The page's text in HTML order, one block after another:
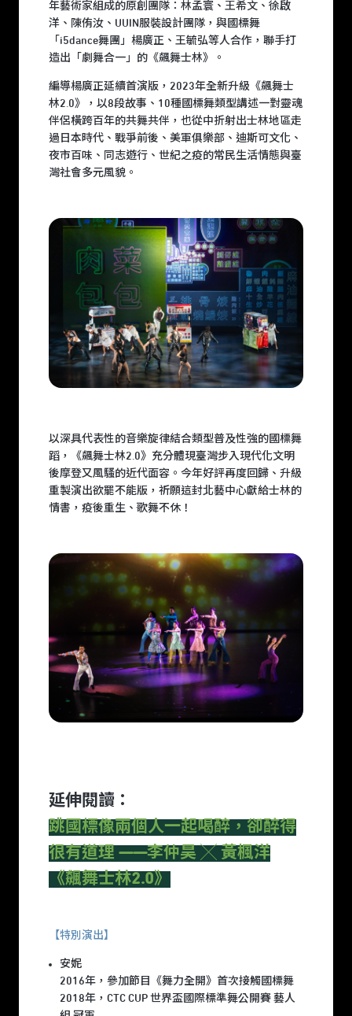
年藝術家組成的原創團隊：林孟寰、王希文、徐啟
洋、陳侑汝、UUIN服裝設計團隊，與國標舞
「i5dance舞團」楊廣正、王毓弘等人合作，聯手打
造出「劇舞合一」的《飆舞士林》。
編導楊廣正延續首演版，2023年全新升級《飆舞士
林2.0》，以8段故事、10種國標舞類型講述一對靈魂
伴侶橫跨百年的共舞共伴，也從中折射出士林地區走
過日本時代、戰爭前後、美軍俱樂部、迪斯可文化、
夜市百味、同志遊行、世紀之疫的常民生活情態與臺
灣社會多元風貌。
以深具代表性的音樂旋律結合類型普及性強的國標舞
蹈，《飆舞士林2.0》充分體現臺灣步入現代化文明
後摩登又風騷的近代面容。今年好評再度回歸、升級
重製演出欲罷不能版，祈願這封北藝中心獻給士林的
情書，疫後重生、歌舞不休！
延伸閱讀：
跳國標像兩個人一起喝醉，卻醉得
很有道理 ——李仲昊 ╳ 黃楓洋
《飆舞士林2.0》
【特別演出】
安妮
2016年，參加節目《舞力全開》首次接觸國標舞
2018年，CTC CUP 世界盃國際標準舞公開賽 藝人